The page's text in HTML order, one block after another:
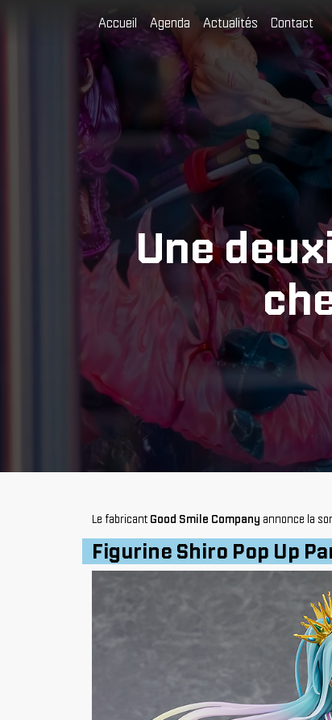
Accueil Agenda Actualités Contact
Une
Le fabricant Good Smile Company annonce la
Figurine Shiro Pop Up